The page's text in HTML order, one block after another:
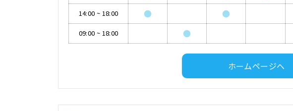
14:00 ~ 18:00 ● ●
09:00 ~ 18:00 ●
ホームページへ